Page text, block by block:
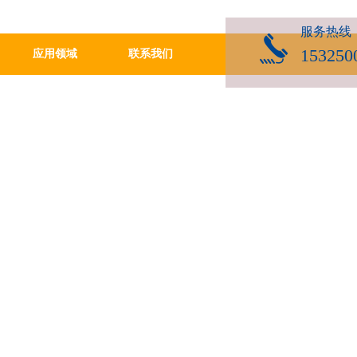
服务热线
应用领域 联系我们